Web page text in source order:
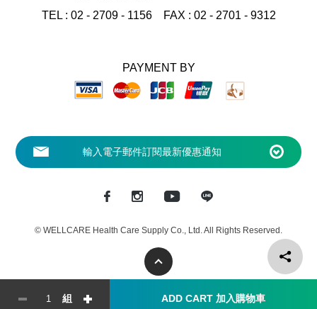
組 ADD CART 加入購物車
TEL : 02 - 2709 - 1156 FAX : 02 - 2701 - 9312
PAYMENT BY
© WELLCARE Health Care Supply Co., Ltd. All Rights Reserved.